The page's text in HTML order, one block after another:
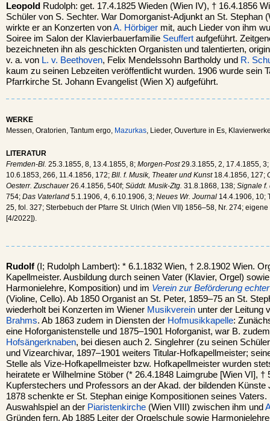
Leopold Rudolph: get. 17.4.1825 Wieden (Wien IV), † 16.4.1856
Schüler von S. Sechter. War Domorganist-Adjunkt an St. Stephan
wirkte er an Konzerten vonA. Hörbiger mit, auch Lieder von ihm
Soiree im Salon der Klavierbauerfamilie Seuffert aufgeführt.
bezeichneten ihn als geschickten Organisten und talentierten,
v. a. von L. v. Beethoven, Felix Mendelssohn Bartholdy und R.
kaum zu seinen Lebzeiten veröffentlicht wurden. 1906 wurde sein
Pfarrkirche St. Johann Evangelist (Wien X) aufgeführt.
WERKE
Messen, Oratorien, Tantum ergo, Mazurkas, Lieder, Ouverture in Es,
LITERATUR
Fremden-Bl. 25.3.1855, 8, 13.4.1855, 8; Morgen-Post29.3.1855, 2, 17.4.1855, 3;
10.6.1853, 266, 11.4.1856, 172; Bll. f. Musik, Theater und Kunst18.4.1856, 127;
Oesterr. Zuschauer26.4.1856, 540f; Süddt. Musik-Ztg. 31.8.1868, 138; Signale f.
754; Das Vaterland 5.1.1906, 4, 6.10.1906, 3; Neues Wr. Journal 14.4.1906, 10;
25, fol. 327; Sterbebuch der Pfarre St. Ulrich (Wien VII) 1856–58, Nr. 274;
[4/2022]).
Rudolf (I; Rudolph Lambert): * 6.1.1832 Wien, † 2.8.1902 Wien.
Kapellmeister. Ausbildung durch seinen Vater (Klavier, Orgel)
Harmonielehre, Komposition) und im Verein zur Beförderung
(Violine, Cello). Ab 1850 Organist an St. Peter, 1859–75 an St.
wiederholt bei Konzerten im Wiener Musikverein unter der Leitung
Brahms. Ab 1863 zudem in Diensten der Hofmusikkapelle:
eine Hoforganistenstelle und 1875–1901 Hoforganist, war B.
Hofsängerknaben, bei diesen auch 2. Singlehrer (zu seinen
und Vizearchivar, 1897–1901 weiters Titular-Hofkapellmeister;
Stelle als Vize-Hofkapellmeister bzw. Hofkapellmeister wurden
heiratete er Wilhelmine Stöber (* 26.4.1848 Laimgrube [Wien VI], †
Kupferstechers und Professors an der Akad. der bildenden Künste
1878 schenkte er St. Stephan einige Kompositionen seines Vaters.
Auswahlspiel an der Piaristenkirche (Wien VIII) zwischen ihm und
Gründen fern. Ab 1885 Leiter der Orgelschule sowie